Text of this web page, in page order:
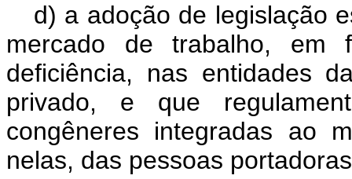
d) a adoção de legislação
mercado de trabalho, em
deficiência, nas entidades
privado, e que
congêneres integradas ao
nelas, das pessoas